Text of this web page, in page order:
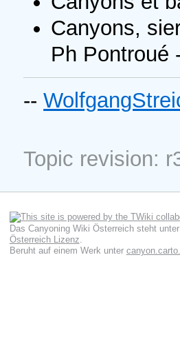
Canyons,
Ph Pontroué
--
Topic revision:
Das Canyoning Wiki Österreichsteht unter
Österreich Lizenz.
Beruht auf einem Werk unter